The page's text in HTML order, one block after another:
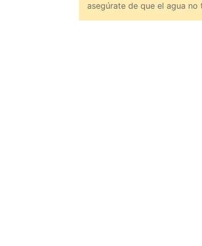
asegúrate de que el agua